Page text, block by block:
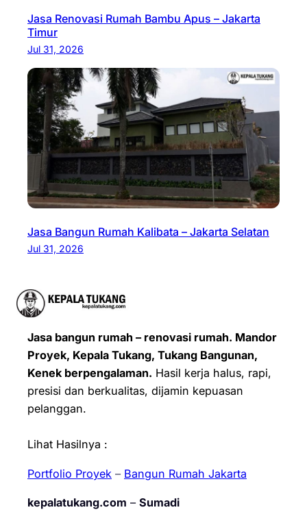
Jasa Renovasi Rumah Bambu Apus – Jakarta
Timur
Jul 31, 2026
Jasa Bangun Rumah Kalibata – Jakarta Selatan
Jul 31, 2026
Jasa bangun rumah – renovasi rumah. Mandor
Proyek, Kepala Tukang, Tukang Bangunan,
Kenek berpengalaman. Hasil kerja halus, rapi,
presisi dan berkualitas, dijamin kepuasan
pelanggan.
Lihat Hasilnya :
Portfolio Proyek – Bangun Rumah Jakarta
kepalatukang.com – Sumadi